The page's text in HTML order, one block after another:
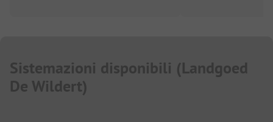
Sistemazioni disponibili (Landgoed
De Wildert)